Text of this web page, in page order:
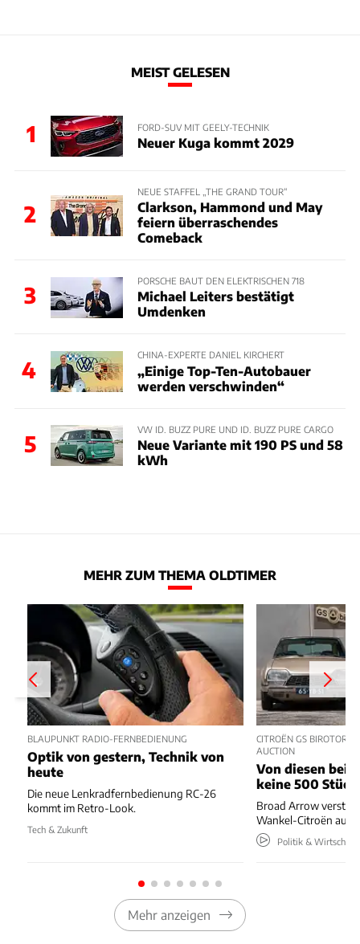
MEIST GELESEN
1 FORD-SUV MIT GEELY-TECHNIK
Neuer Kuga kommt 2029
2
NEUE STAFFEL „THE GRAND TOUR“
Clarkson, Hammond und May
feiern überraschendes
Comeback
3
PORSCHE BAUT DEN ELEKTRISCHEN 718
Michael Leiters bestätigt
Umdenken
4
CHINA-EXPERTE DANIEL KIRCHERT
„Einige Top-Ten-Autobauer
werden verschwinden“
5
VW ID. BUZZ PURE UND ID. BUZZ PURE CARGO
Neue Variante mit 190 PS und 58
kWh
MEHR ZUM THEMA OLDTIMER
BLAUPUNKT RADIO-FERNBEDIENUNG
Optik von gestern, Technik von
heute
Die neue Lenkradfernbedienung RC-26
kommt im Retro-Look.
Tech & Zukunft
CITROËN GS BIROTOR
AUCTION
Von diesen
keine 500 Stück
Broad Arrow
Wankel-Citroën aus
Politik & Wirtschaft
Mehr anzeigen